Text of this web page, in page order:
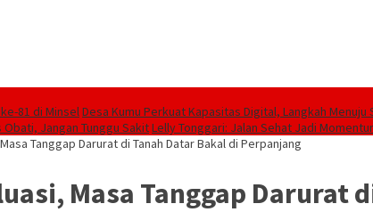
81 di MinselDesa Kumu Perkuat Kapasitas Digital, Langkah Menuju
Obati, Jangan Tunggu SakitLelly Tonggari: Jalan Sehat Jadi
Tanggap Darurat di Tanah Datar Bakal di Perpanjang
Masa Tanggap Darurat